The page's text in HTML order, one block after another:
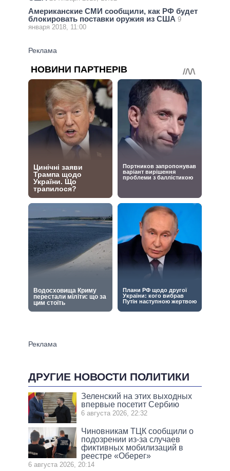
Американские СМИ сообщили, как РФ будет
блокировать поставки оружия из США 9
января 2018, 11:00
ДРУГИЕ НОВОСТИ ПОЛИТИКИ
Зеленский на этих выходных
впервые посетит Сербию
6 августа 2026, 22:32
Чиновникам ТЦК сообщили о
подозрении из-за случаев
фиктивных мобилизаций в
реестре «Оберег»
6 августа 2026, 20:14